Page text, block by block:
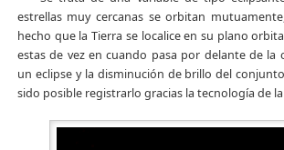
estrellas muy cercanas se orbitan
hecho que la Tierra se localice en su plano
estas de vez en cuando pasa por delante de la
un eclipse y la disminución de brillo del
sido posible registrarlo gracias la tecnología de